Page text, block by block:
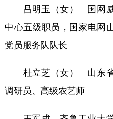
吕明玉（女） 国网威
中心五级职员，国家电网
党员服务队队长
杜立芝（女） 山东省
调研员、高级农艺师